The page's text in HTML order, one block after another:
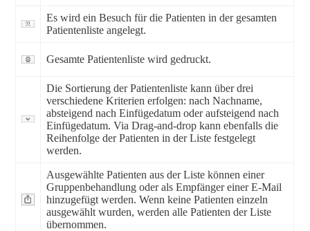
Es wird ein Besuch für die Patienten in der gesamten
Patientenliste angelegt.
Gesamte Patientenliste wird gedruckt.
Die Sortierung der Patientenliste kann über drei
verschiedene Kriterien erfolgen: nach Nachname,
absteigend nach Einfügedatum oder aufsteigend nach
Einfügedatum. Via Drag-and-drop kann ebenfalls die
Reihenfolge der Patienten in der Liste festgelegt
werden.
Ausgewählte Patienten aus der Liste können einer
Gruppenbehandlung oder als Empfänger einer E-Mail
hinzugefügt werden. Wenn keine Patienten einzeln
ausgewählt wurden, werden alle Patienten der Liste
übernommen.